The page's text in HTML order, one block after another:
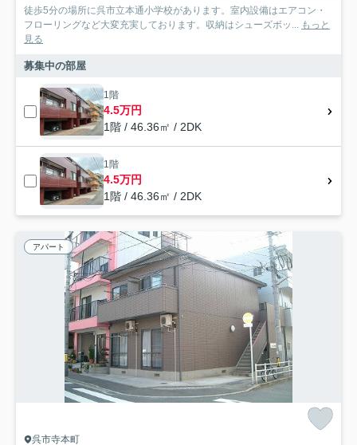
徒歩5分の場所に呉市立本通小学校があります。室内設備はエアコン・
フローリングなど大変充実しております。収納はシューズボッ... もっと
見る
募集中の部屋
1階
4.5万円
1階 / 46.36㎡ / 2DK
1階
4.5万円
1階 / 46.36㎡ / 2DK
アパート
呉市寺本町